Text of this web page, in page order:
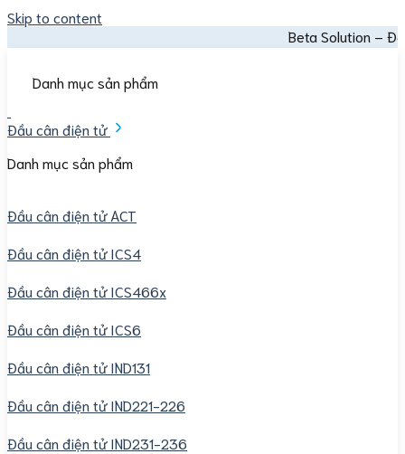
Skip to content
Beta Solution – Đại lý
Danh mục sản phẩm
Đầu cân điện tử
Danh mục sản phẩm
Đầu cân điện tử ACT
Đầu cân điện tử ICS4
Đầu cân điện tử ICS466x
Đầu cân điện tử ICS6
Đầu cân điện tử IND131
Đầu cân điện tử IND221-226
Đầu cân điện tử IND231-236